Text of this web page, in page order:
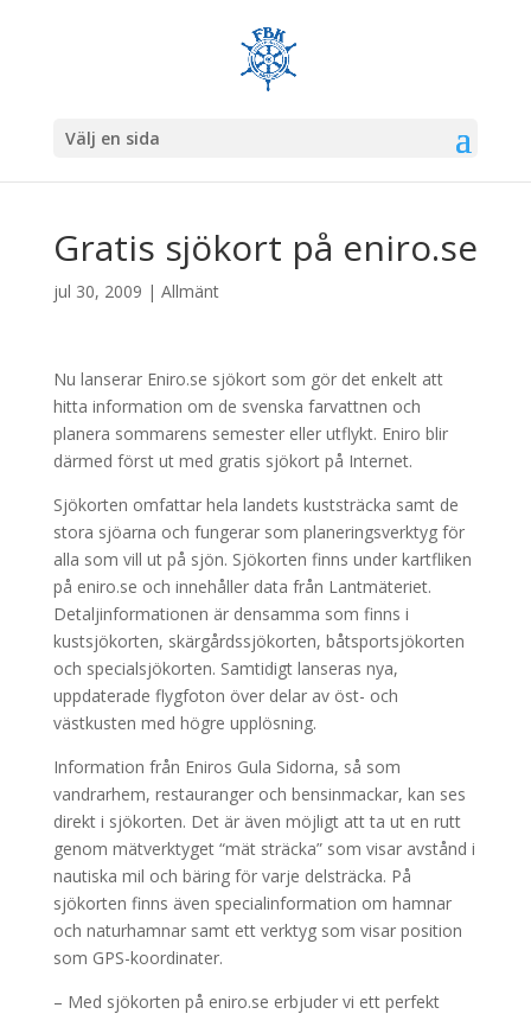
Välj en sida
Gratis sjökort på eniro.se
jul 30, 2009 | Allmänt
Nu lanserar Eniro.se sjökort som gör det enkelt att
hitta information om de svenska farvattnen och
planera sommarens semester eller utflykt. Eniro blir
därmed först ut med gratis sjökort på Internet.
Sjökorten omfattar hela landets kuststräcka samt de
stora sjöarna och fungerar som planeringsverktyg för
alla som vill ut på sjön. Sjökorten finns under kartfliken
på eniro.se och innehåller data från Lantmäteriet.
Detaljinformationen är densamma som finns i
kustsjökorten, skärgårdssjökorten, båtsportsjökorten
och specialsjökorten. Samtidigt lanseras nya,
uppdaterade flygfoton över delar av öst- och
västkusten med högre upplösning.
Information från Eniros Gula Sidorna, så som
vandrarhem, restauranger och bensinmackar, kan ses
direkt i sjökorten. Det är även möjligt att ta ut en rutt
genom mätverktyget “mät sträcka” som visar avstånd i
nautiska mil och bäring för varje delsträcka. På
sjökorten finns även specialinformation om hamnar
och naturhamnar samt ett verktyg som visar position
som GPS-koordinater.
– Med sjökorten på eniro.se erbjuder vi ett perfekt